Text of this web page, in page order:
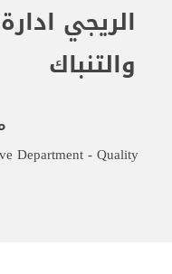
الريجي
والتنباك
Department - Quality